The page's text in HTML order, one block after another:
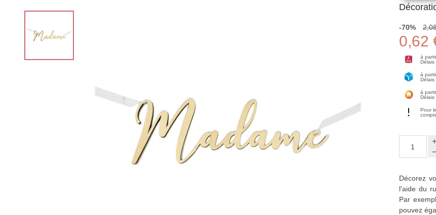
-70%
0,62
à
Délais
à
Délais
à
Délais
Pour
Décorez
l'aide du
Par
pouvez